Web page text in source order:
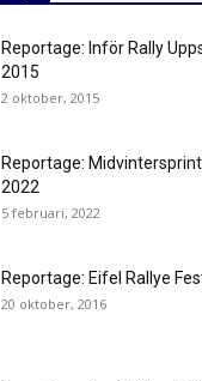
Reportage: Inför Rally
2015
2 oktober, 2015
Reportage:
2022
5 februari, 2022
Reportage: Eifel Rallye
20 oktober, 2016